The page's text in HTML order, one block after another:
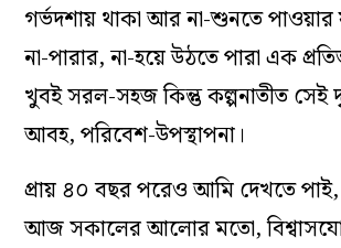
গর্ভদশায় থাকা আর না-শুনতে পাওয়ার
না-পারার, না-হয়ে উঠতে পারা এক
খুবই সরল-সহজ কিন্তু কল্পনাতীত সেই
আবহ, পরিবেশ-উপস্থাপনা।
প্রায় ৪০ বছর পরেও আমি দেখতে
আজ সকালের আলোর মতো,